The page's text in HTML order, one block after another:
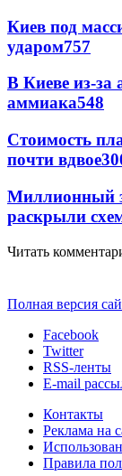
Киев под
ударом757
В Киеве из-за
аммиака548
Стоимость
почти вдвое
Миллионный
раскрыли
Читать
Полная версия
Facebook
Twitter
RSS-ленты
E-mail
Контакты
Реклама на
Правила